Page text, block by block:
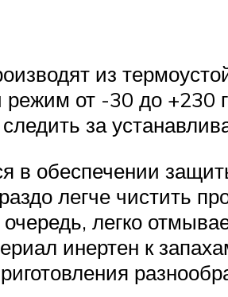
из
от -30 до +230
за
в обеспечении
легче чистить
легко
инертен к